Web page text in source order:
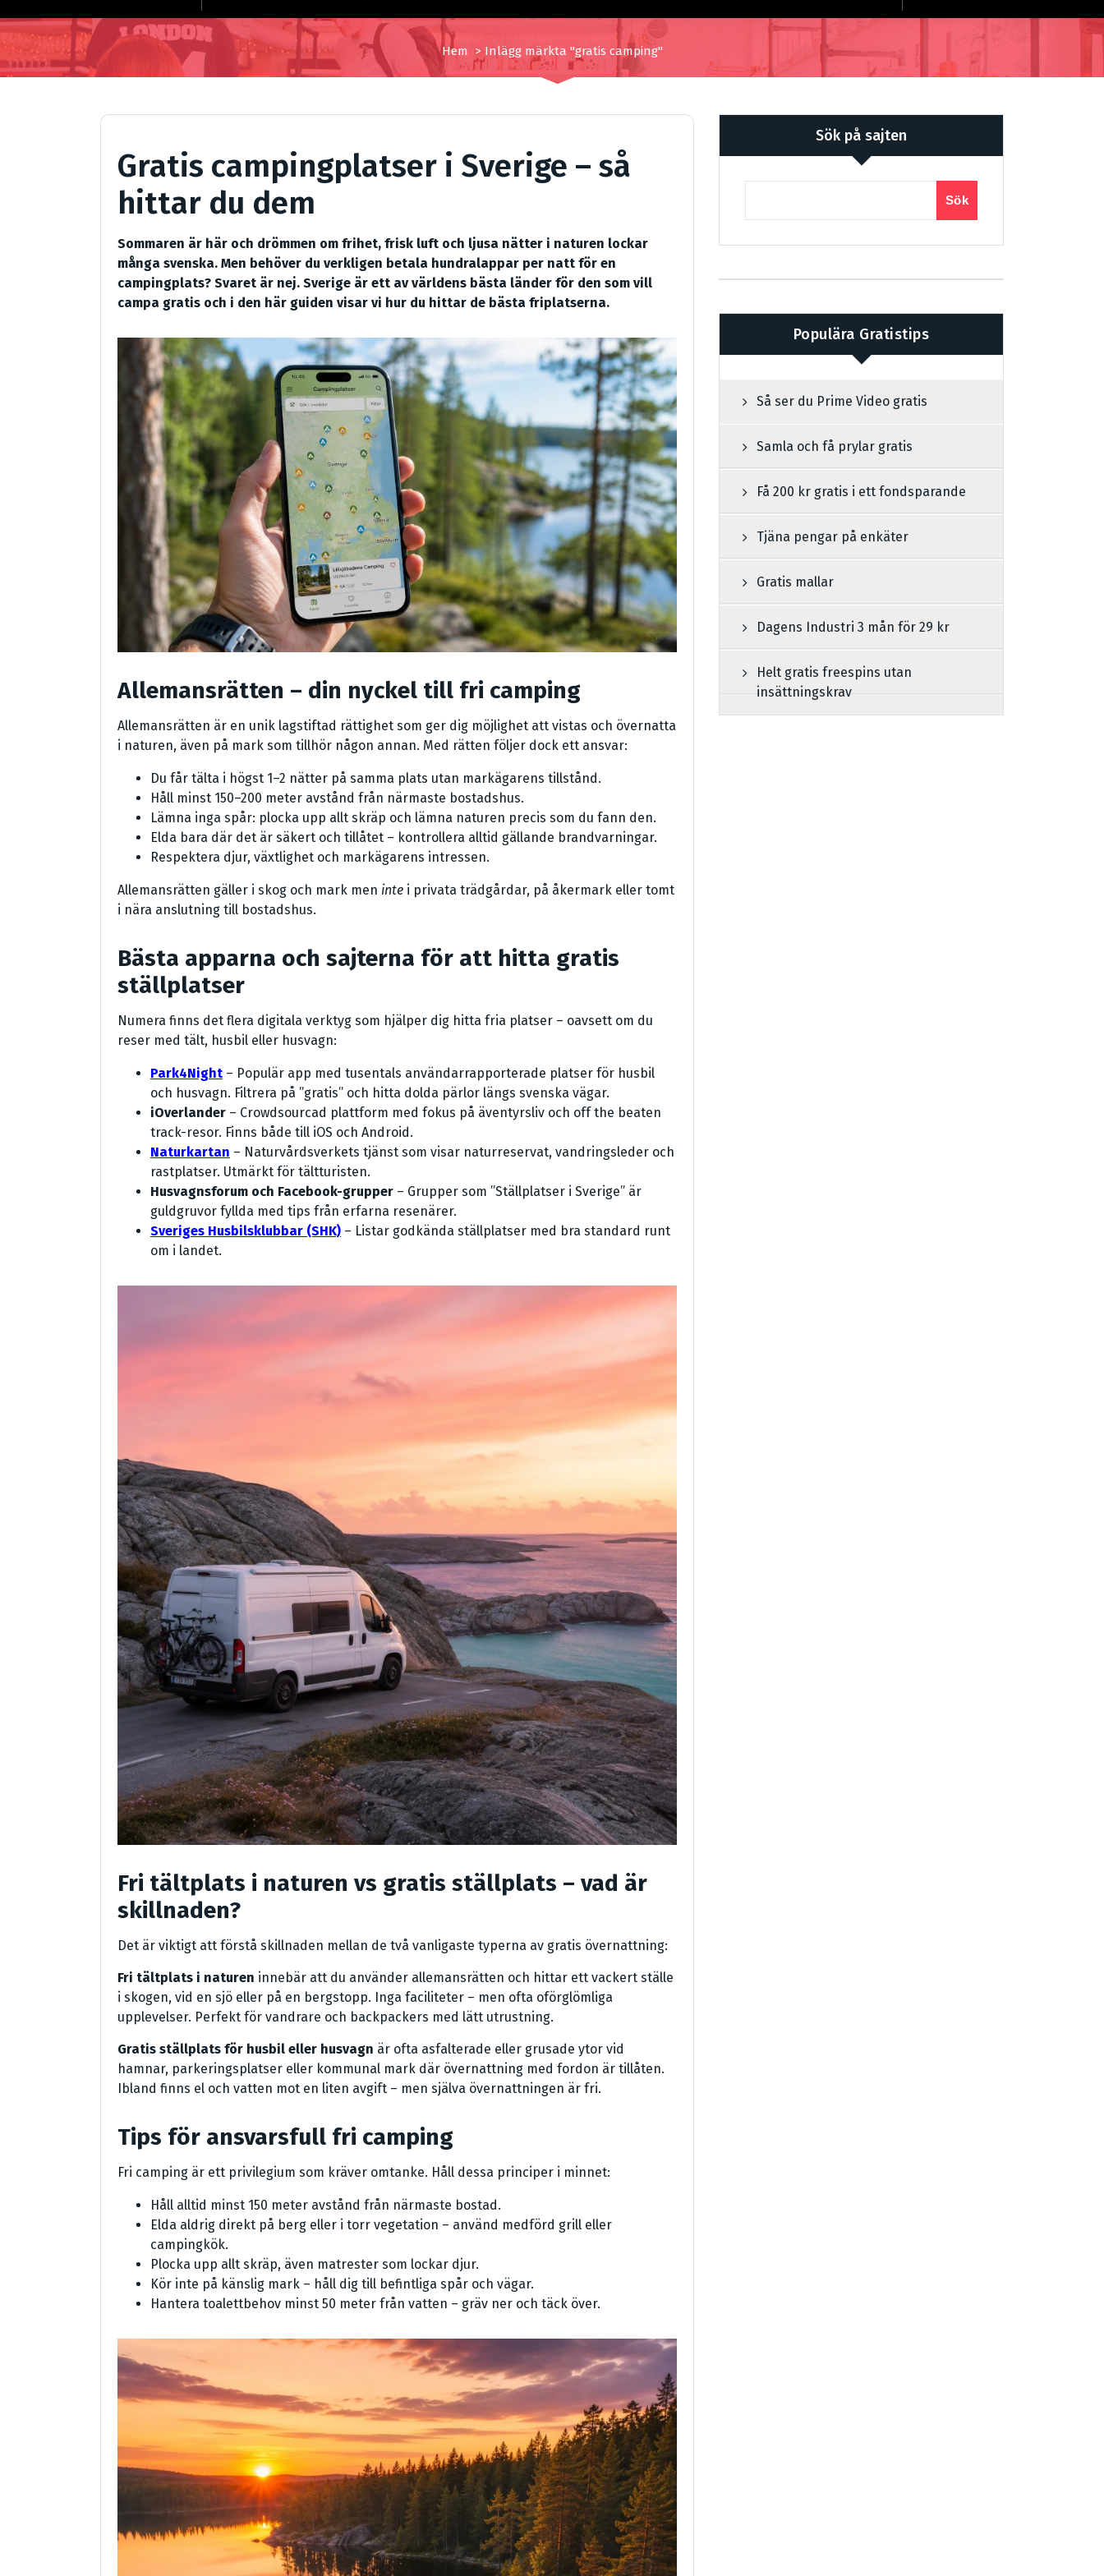
Hem > Inlägg märkta "gratis camping"
Gratis campingplatser i Sverige – så
hittar du dem
Sommaren är här och drömmen om frihet, frisk luft och ljusa nätter i naturen lockar
många svenska. Men behöver du verkligen betala hundralappar per natt för en
campingplats? Svaret är nej. Sverige är ett av världens bästa länder för den som vill
campa gratis och i den här guiden visar vi hur du hittar de bästa friplatserna.
Allemansrätten – din nyckel till fri camping
Allemansrätten är en unik lagstiftad rättighet som ger dig möjlighet att vistas och övernatta
i naturen, även på mark som tillhör någon annan. Med rätten följer dock ett ansvar:
Du får tälta i högst 1–2 nätter på samma plats utan markägarens tillstånd.
Håll minst 150–200 meter avstånd från närmaste bostadshus.
Lämna inga spår: plocka upp allt skräp och lämna naturen precis som du fann den.
Elda bara där det är säkert och tillåtet – kontrollera alltid gällande brandvarningar.
Respektera djur, växtlighet och markägarens intressen.
Allemansrätten gäller i skog och mark men inte i privata trädgårdar, på åkermark eller tomt
i nära anslutning till bostadshus.
Bästa apparna och sajterna för att hitta gratis
ställplatser
Numera finns det flera digitala verktyg som hjälper dig hitta fria platser – oavsett om du
reser med tält, husbil eller husvagn:
Park4Night – Populär app med tusentals användarrapporterade platser för husbil
och husvagn. Filtrera på ”gratis” och hitta dolda pärlor längs svenska vägar.
iOverlander – Crowdsourcad plattform med fokus på äventyrsliv och off the beaten
track-resor. Finns både till iOS och Android.
Naturkartan – Naturvårdsverkets tjänst som visar naturreservat, vandringsleder och
rastplatser. Utmärkt för tältturisten.
Husvagnsforum och Facebook-grupper – Grupper som ”Ställplatser i Sverige” är
guldgruvor fyllda med tips från erfarna resenärer.
Sveriges Husbilsklubbar (SHK) – Listar godkända ställplatser med bra standard runt
om i landet.
Fri tältplats i naturen vs gratis ställplats – vad är
skillnaden?
Det är viktigt att förstå skillnaden mellan de två vanligaste typerna av gratis övernattning:
Fri tältplats i naturen innebär att du använder allemansrätten och hittar ett vackert ställe
i skogen, vid en sjö eller på en bergstopp. Inga faciliteter – men ofta oförglömliga
upplevelser. Perfekt för vandrare och backpackers med lätt utrustning.
Gratis ställplats för husbil eller husvagn är ofta asfalterade eller grusade ytor vid
hamnar, parkeringsplatser eller kommunal mark där övernattning med fordon är tillåten.
Ibland finns el och vatten mot en liten avgift – men själva övernattningen är fri.
Tips för ansvarsfull fri camping
Fri camping är ett privilegium som kräver omtanke. Håll dessa principer i minnet:
Håll alltid minst 150 meter avstånd från närmaste bostad.
Elda aldrig direkt på berg eller i torr vegetation – använd medförd grill eller
campingkök.
Plocka upp allt skräp, även matrester som lockar djur.
Kör inte på känslig mark – håll dig till befintliga spår och vägar.
Hantera toalettbehov minst 50 meter från vatten – gräv ner och täck över.
Sök på sajten
Sök
Populära Gratistips
Så ser du Prime Video gratis
Samla och få prylar gratis
Få 200 kr gratis i ett fondsparande
Tjäna pengar på enkäter
Gratis mallar
Dagens Industri 3 mån för 29 kr
Helt gratis freespins utan
insättningskrav